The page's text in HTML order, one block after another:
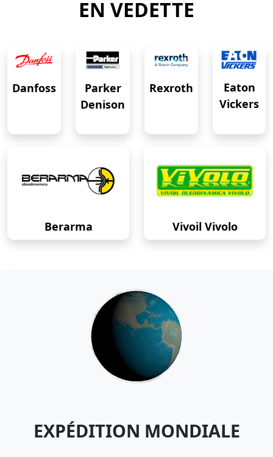
EN VEDETTE
Danfoss
Parker
Denison
Rexroth
Eaton
Vickers
Berarma Vivoil Vivolo
EXPÉDITION MONDIALE